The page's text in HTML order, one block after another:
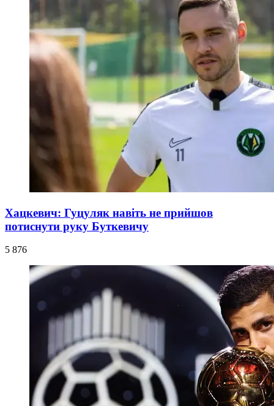
Хацкевич: Гуцуляк навіть не прийшов
потиснути руку Буткевичу
5 876